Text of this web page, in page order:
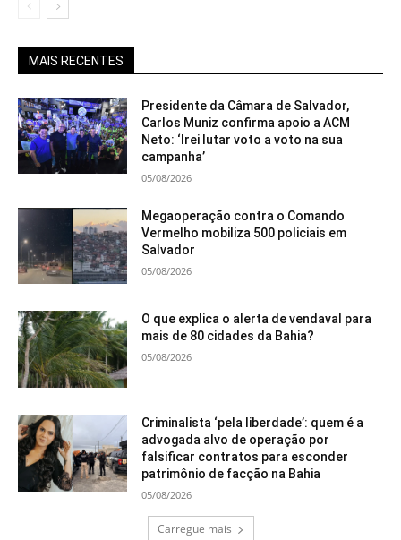
MAIS RECENTES
Presidente da Câmara de Salvador,
Carlos Muniz confirma apoio a ACM
Neto: ‘Irei lutar voto a voto na sua
campanha’
05/08/2026
Megaoperação contra o Comando
Vermelho mobiliza 500 policiais em
Salvador
05/08/2026
O que explica o alerta de vendaval para
mais de 80 cidades da Bahia?
05/08/2026
Criminalista ‘pela liberdade’: quem é a
advogada alvo de operação por
falsificar contratos para esconder
patrimônio de facção na Bahia
05/08/2026
Carregue mais